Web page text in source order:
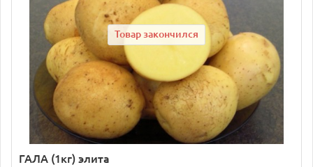
Товар закончился
ГАЛА (1кг) элита